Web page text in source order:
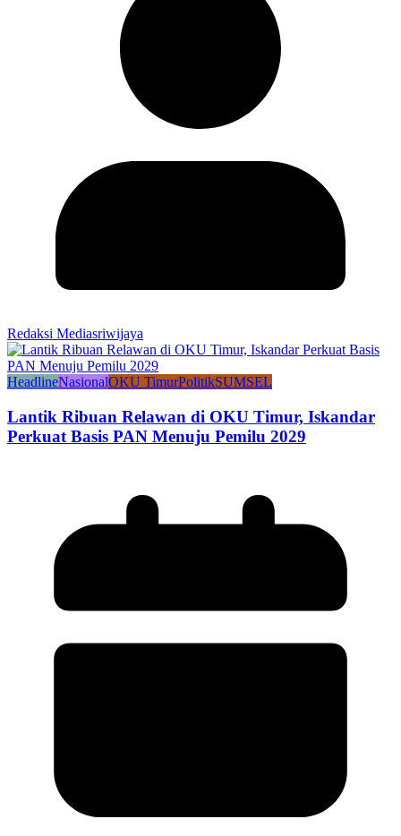
Redaksi Mediasriwijaya
HeadlineNasionalOKU TimurPolitikSUMSEL
Lantik Ribuan Relawan di OKU Timur, Iskandar
Perkuat Basis PAN Menuju Pemilu 2029